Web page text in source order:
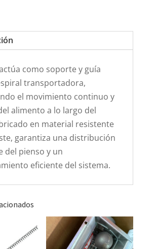
como soporte y guía
transportadora,
el movimiento continuo y
alimento a lo largo del
en material resistente
garantiza una distribución
del pienso y un
eficiente del sistema.